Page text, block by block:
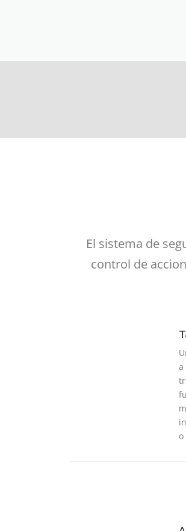
El sistema de
control de
a
o